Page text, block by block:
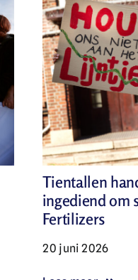
Tientallen
ingediend om
Fertilizers
20 juni 2026